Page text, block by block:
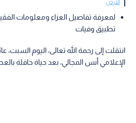
الأردن
لمعرفة تفاصيل العزاء ومعلومات
تطبيق وفيات
انتقلت إلى رحمة الله تعالى، اليوم السبت،
الإعلامي أنس المجالي، بعد حياة حافلة